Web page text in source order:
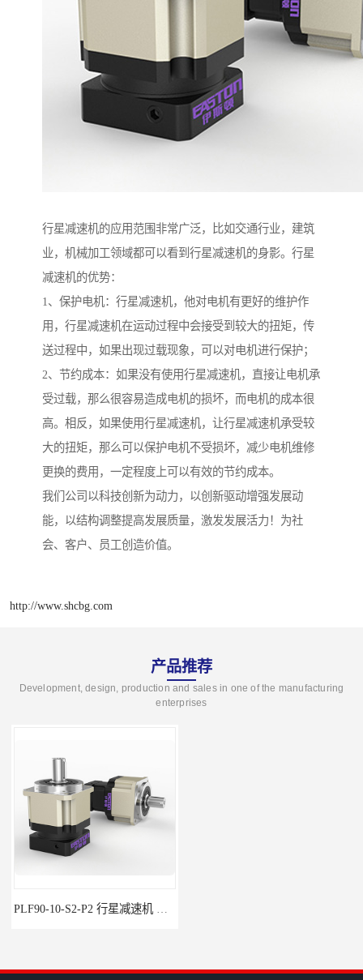
行星减速机的应用范围非常广泛，比如交通行业，建筑
业，机械加工领域都可以看到行星减速机的身影。行星
减速机的优势：
1、保护电机：行星减速机，他对电机有更好的维护作
用，行星减速机在运动过程中会接受到较大的扭矩，传
送过程中，如果出现过载现象，可以对电机进行保护；
2、节约成本：如果没有使用行星减速机，直接让电机承
受过载，那么很容易造成电机的损坏，而电机的成本很
高。相反，如果使用行星减速机，让行星减速机承受较
大的扭矩，那么可以保护电机不受损坏，减少电机维修
更换的费用，一定程度上可以有效的节约成本。
我们公司以科技创新为动力，以创新驱动增强发展动
能，以结构调整提高发展质量，激发发展活力！为社
会、客户、员工创造价值。
http://www.shcbg.com
产品推荐
Development, design, production and sales in one of the manufacturing
enterprises